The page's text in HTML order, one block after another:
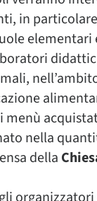
in
elementari
menù
nella
della